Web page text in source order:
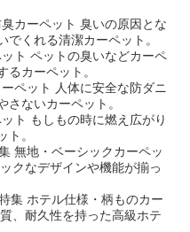
カーペット 臭いの原因とな
くれる清潔カーペット。
ト ペットの臭いなどカーペ
るカーペット。
ペット
人体に安全な防ダニ
ないカーペット。
ト もしもの時に燃え広がり
ト。
無地・ベーシックカーペッ
クなデザインや機能が揃っ
ホテル仕様・柄ものカー
、耐久性を持った高級ホテ